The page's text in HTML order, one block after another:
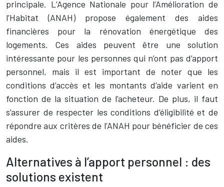
principale. L’Agence Nationale pour l’Amélioration de
l’Habitat (ANAH) propose également des aides
financières pour la rénovation énergétique des
logements. Ces aides peuvent être une solution
intéressante pour les personnes qui n’ont pas d’apport
personnel, mais il est important de noter que les
conditions d’accès et les montants d’aide varient en
fonction de la situation de l’acheteur. De plus, il faut
s’assurer de respecter les conditions d’éligibilité et de
répondre aux critères de l’ANAH pour bénéficier de ces
aides.
Alternatives à l’apport personnel : des
solutions existent